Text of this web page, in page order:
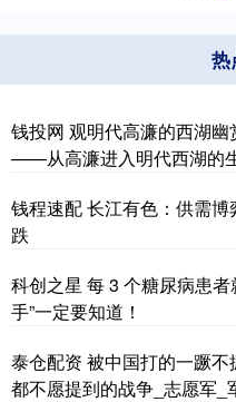
热
钱投网 观明代高濂的西湖
——从高濂进入明代西湖的
钱程速配 长江有色：供需
跌
科创之星 每 3 个糖尿病患
手”一定要知道！
泰仓配资 被中国打的一蹶
都不愿提到的战争_志愿军_